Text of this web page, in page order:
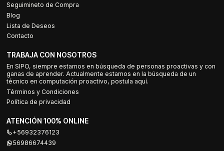
Seguimineto de Compra
Blog
Lista de Deseos
Contacto
TRABAJA CON NOSOTROS
En SIPO, siempre estamos en búsqueda de personas proactivas y con
ganas de aprender. Actualmente estamos en la búsqueda de un
técnico en computación proactivo, postula aquí.
Términos y Condiciones
Política de privacidad
ATENCIÓN 100% ONLINE
+56932376123
56986674439